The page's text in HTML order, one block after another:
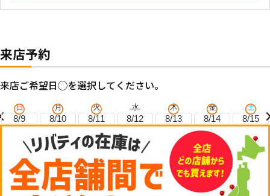
来店予約
来店ご希望日◯を選択してください。
日
8/9
月
8/10
火
8/11
水
8/12
木
8/13
金
8/14
土
8/15